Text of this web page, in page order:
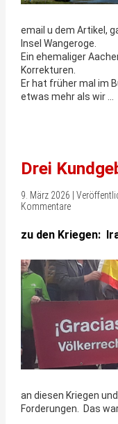
email u dem Artikel,
Insel Wangeroge.
Ein ehemaliger
Korrekturen.
Er hat früher mal im
etwas mehr als wir …
Drei
9. März 2026 |
Kommentare
zu den Kriegen:
an diesen Kriegen
Forderungen. Das